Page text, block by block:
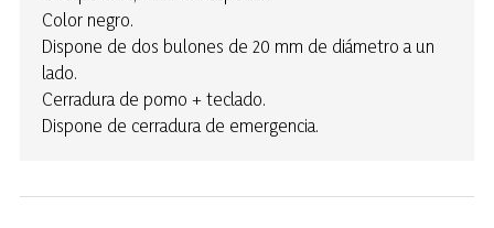
Color negro.
Dispone de dos bulones de 20 mm de diámetro a un
lado.
Cerradura de pomo + teclado.
Dispone de cerradura de emergencia.